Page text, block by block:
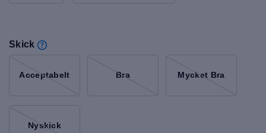
Skick
Acceptabelt Bra Mycket Bra
Nyskick